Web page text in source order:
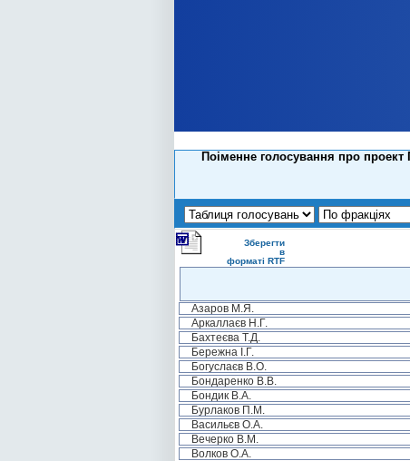
Поіменне голосування про
Зберегти
в
форматі RTF
Азаров М.Я.
Аркаллаєв Н.Г.
Бахтеєва Т.Д.
Бережна І.Г.
Богуслаєв В.О.
Бондаренко В.В.
Бондик В.А.
Бурлаков П.М.
Васильєв О.А.
Вечерко В.М.
Волков О.А.